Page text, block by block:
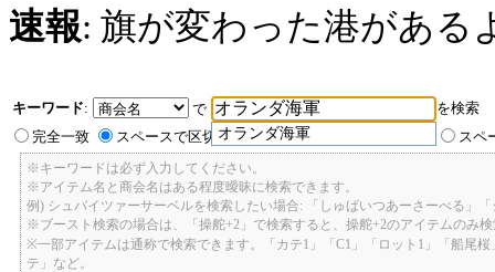
速報: 旗が変わった港がある
キーワード:
で
オランダ海軍
を検索
完全一致
スペースで区切ったキーワードのいずれかを含む スペ
※キーワードは必ず入力してください。
※アイテム名と商会名はある程度曖昧に検索できます。
例) シュバイツァーサーベルを検索したい場合: 「しゅばいつあーさーべる」
※ブースト検索の場合は、「操舵+2」で検索すると、操舵+2のアイテムのみ
※一部アイテムは通称で検索できます。「カテ1」「C1」「ロット1」「船尾
テ」など。